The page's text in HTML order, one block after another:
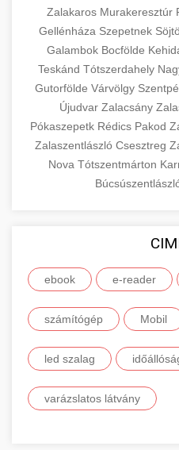
Zalakaros Murakeresztúr
Gellénháza Szepetnek
Galambok Bocfölde
Teskánd Tótszerdahely
Gutorfölde Várvölgy
Újudvar Zalacsány
Pókaszepetk Rédics Pakod
Zalaszentlászló Csesztreg
Nova Tótszentmárton
ebook e-reader
számítógép Mobil
led szalag
varázslatos látvány